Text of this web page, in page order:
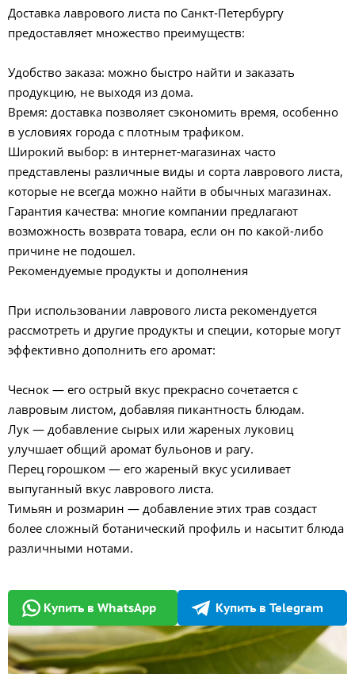
Доставка лаврового листа по Санкт-Петербургу
предоставляет множество преимуществ:
Удобство заказа: можно быстро найти и заказать
продукцию, не выходя из дома.
Время: доставка позволяет сэкономить время, особенно
в условиях города с плотным трафиком.
Широкий выбор: в интернет-магазинах часто
представлены различные виды и сорта лаврового листа,
которые не всегда можно найти в обычных магазинах.
Гарантия качества: многие компании предлагают
возможность возврата товара, если он по какой-либо
причине не подошел.
Рекомендуемые продукты и дополнения
При использовании лаврового листа рекомендуется
рассмотреть и другие продукты и специи, которые могут
эффективно дополнить его аромат:
Чеснок — его острый вкус прекрасно сочетается с
лавровым листом, добавляя пикантность блюдам.
Лук — добавление сырых или жареных луковиц
улучшает общий аромат бульонов и рагу.
Перец горошком — его жареный вкус усиливает
выпуганный вкус лаврового листа.
Тимьян и розмарин — добавление этих трав создаст
более сложный ботанический профиль и насытит блюда
различными нотами.
Купить в WhatsApp Купить в Telegram